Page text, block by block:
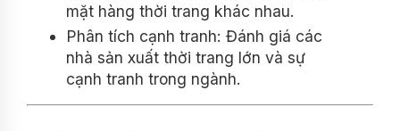
mặt hàng thời trang khác nhau.
Phân tích cạnh tranh: Đánh giá các
nhà sản xuất thời trang lớn và sự
cạnh tranh trong ngành.